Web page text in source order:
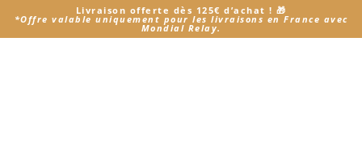
Livraison offerte dès 125€ d’achat ! 🎁
*Offre valable uniquement pour les livraisons en France avec
Mondial Relay.